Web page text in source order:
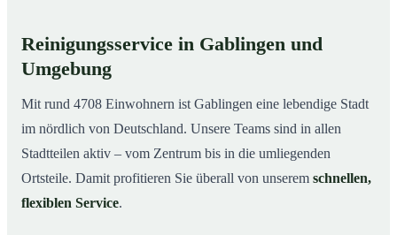
Reinigungsservice in Gablingen und
Umgebung
Mit rund 4708 Einwohnern ist Gablingen eine lebendige Stadt
im nördlich von Deutschland. Unsere Teams sind in allen
Stadtteilen aktiv – vom Zentrum bis in die umliegenden
Ortsteile. Damit profitieren Sie überall von unserem schnellen,
flexiblen Service.